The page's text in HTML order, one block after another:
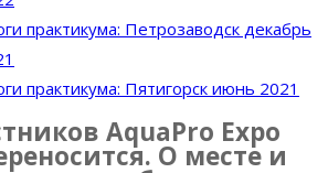
практикума: Петрозаводск декабрь
практикума: Пятигорск июнь 2021
AquaPro Expo
О месте и